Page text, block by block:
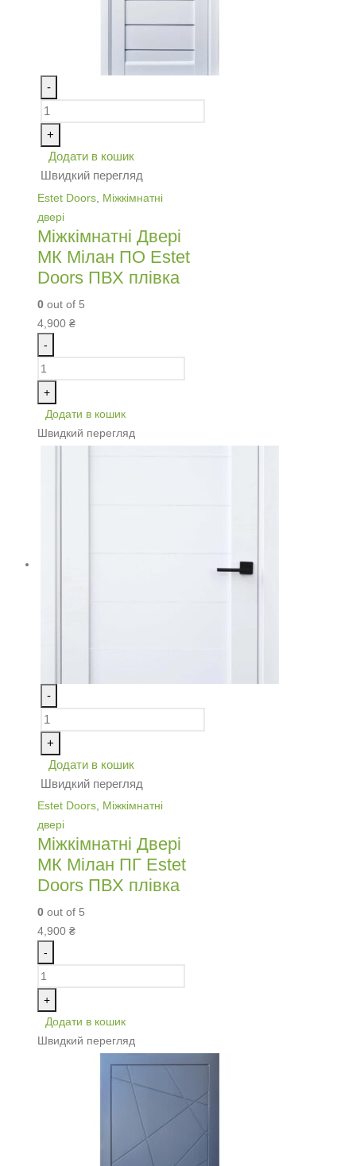
-
+
Додати в кошик
Швидкий перегляд
Estet Doors Міжкімнатні
двері
Міжкімнатні Двері
МК Мілан ПО Estet
Doors ПВХ плівка
0 out of 5
4,900 ₴
-
+
Додати в кошик
Швидкий перегляд
-
+
Додати в кошик
Швидкий перегляд
Estet Doors, Міжкімнатні
двері
Міжкімнатні Двері
МК Мілан ПГ Estet
Doors ПВХ плівка
0 out of 5
4,900 ₴
-
+
Додати в кошик
Швидкий перегляд